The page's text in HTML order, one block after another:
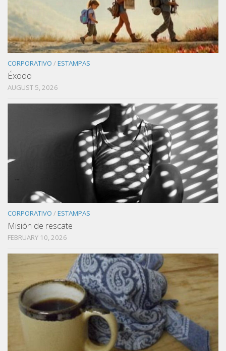
CORPORATIVO /ESTAMPAS
Éxodo
AUGUST 5, 2026
CORPORATIVO /ESTAMPAS
Misión de rescate
FEBRUARY 10, 2026